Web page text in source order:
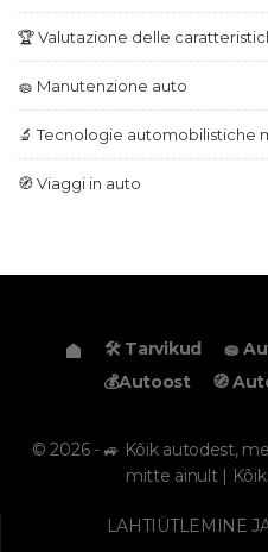
🏆 Valutazione delle
🧽 Manutenzione auto
🔬 Tecnologie automobilistiche
🧭 Viaggi in auto
🛠️ Tarvikud 🧽
💰Autoost
🧭
© 2026 - 🚙 Kõik autodest,
mitte ainult |
LAHTIÜTLEMINE